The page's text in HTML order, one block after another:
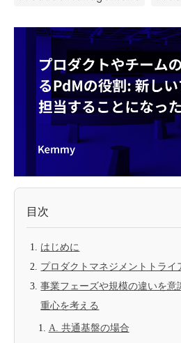
はじめに
プロダクトマネジメントトライ
事業フェーズや規模の違いを
重心を考える
A. 共通基盤の場合